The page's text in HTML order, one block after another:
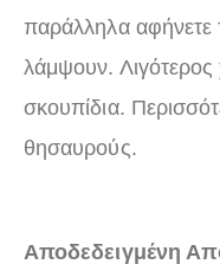
παράλληλα αφήνετε
λάμψουν.
σκουπίδια.
θησαυρούς.
Αποδεδειγμένη